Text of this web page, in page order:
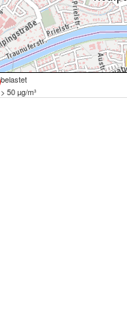
belastet
> 50 µg/m³